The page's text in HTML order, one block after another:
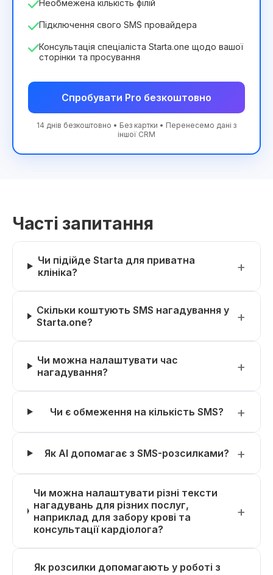
Необмежена кількість філій
Підключення свого SMS провайдера
Консультація спеціаліста Starta.one щодо вашої
сторінки та просування
Спробувати Pro безкоштовно
14 днів безкоштовно • Без картки • Перенесемо дані з
іншої CRM
Часті запитання
Чи підійде Starta для приватна
клініка?
Скільки коштують SMS нагадування у
Starta.one?
Чи можна налаштувати час
нагадування?
Чи є обмеження на кількість SMS?
Як AI допомагає з SMS-розсилками?
Чи можна налаштувати різні тексти
нагадувань для різних послуг,
наприклад для забору крові та
консультації кардіолога?
Як розсилки допомагають у роботі з